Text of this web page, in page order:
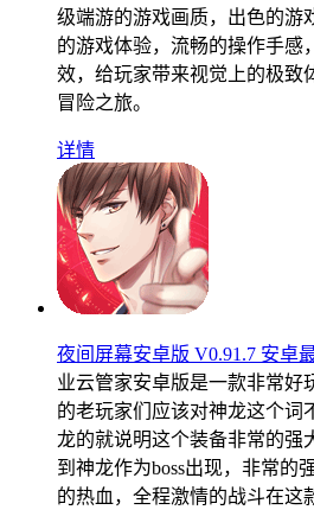
级端游的游戏画质，出色的游
的游戏体验，流畅的操作手感
效，给玩家带来视觉上的极致
冒险之旅。
详情
夜间屏幕安卓版 V0.91.7 安卓
业云管家安卓版是一款非常好
的老玩家们应该对神龙这个词
龙的就说明这个装备非常的强
到神龙作为boss出现，非常的
的热血，全程激情的战斗在这